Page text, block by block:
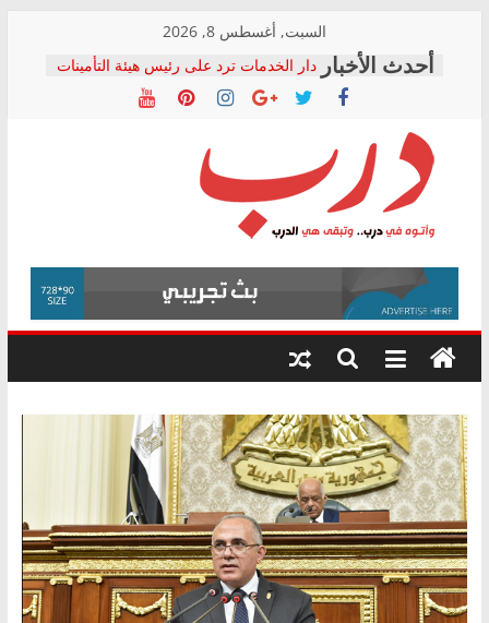
content
السبت, أغسطس 8, 2026
المجلس القومي لحقوق الإنسان يعلن
متابعة قضية الدكتور محمد زهران.. ويؤكد:
قرينة البراءة وضمانات المحاكمة العادلة
حق أصيل
بعد مؤتمره الصحفي: إنكار الأزمة لا ينهي
معاناة أصحاب المعاشات.. ونطالب بكشف
الشركة المنفذة
فرحات سليمان يكتب: القطاع الصحي إلى
أين؟
في الصحة” بالإسكندرية لرصد الانتهاكات
ودعم المرضى
صور .. اعتماد الرسومات النهائية للقرار
الوزاري لمدينة الصحفيين.. وانتهاء أعمال
إنشاء المبنى الإداري
درب
وأتوه
درب..
وتبقى
هي